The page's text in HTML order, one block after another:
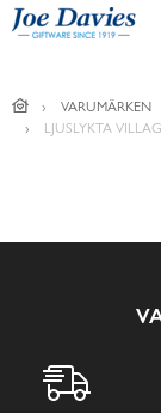
VARUMÄRKEN
LJUSLYKTA